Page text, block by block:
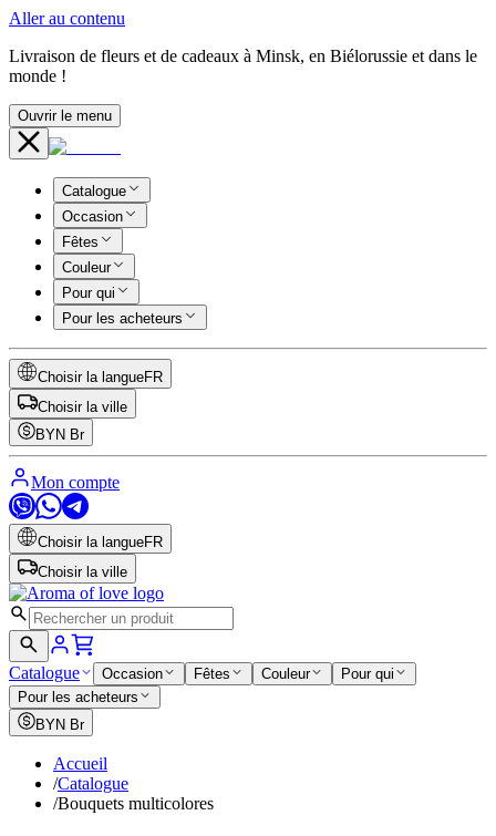
Aller au contenu
Livraison de fleurs et de cadeaux à Minsk, en Biélorussie et dans le
monde !
Ouvrir le menu
Catalogue
Occasion
Fêtes
Couleur
Pour qui
Pour les acheteurs
Choisir la langueFR
Choisir la ville
BYN Br
Mon compte
Choisir la langueFR
Choisir la ville
Catalogue Occasion Fêtes Couleur
Pour qui
Pour les acheteurs
BYN Br
Accueil
/Catalogue
/Bouquets multicolores